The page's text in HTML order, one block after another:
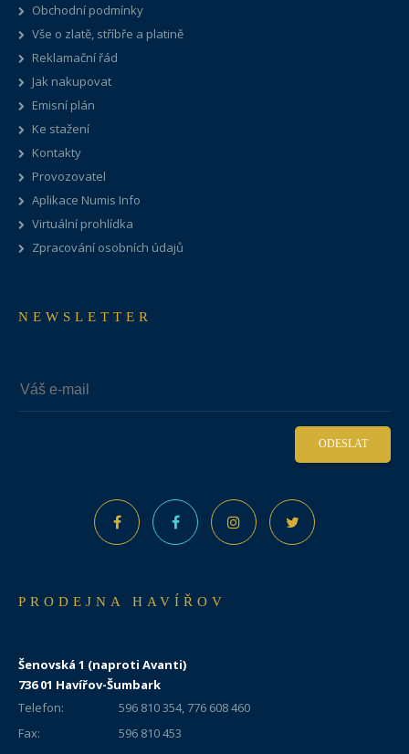
Obchodní podmínky
Vše o zlatě, stříbře a platině
Reklamační řád
Jak nakupovat
Emisní plán
Ke stažení
Kontakty
Provozovatel
Aplikace Numis Info
Virtuální prohlídka
Zpracování osobních údajů
NEWSLETTER
ODESLAT
PRODEJNA HAVÍŘOV
Šenovská 1 (naproti Avanti)
736 01 Havířov-Šumbark
Telefon:
596 810 354, 776 608 460
Fax:
596 810 453